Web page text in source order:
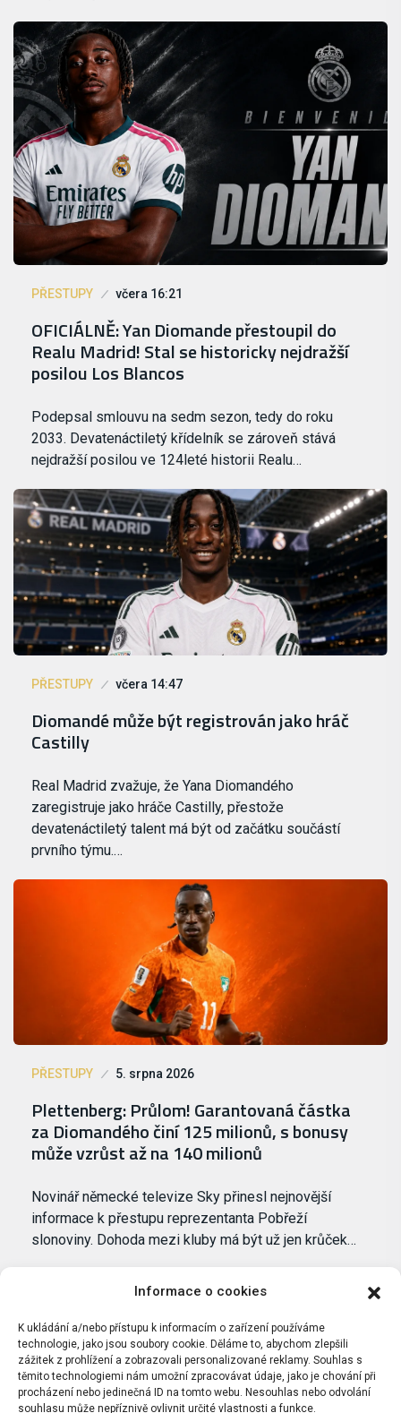
Informace o cookies
K ukládání a/nebo přístupu k informacím o zařízení používáme
technologie, jako jsou soubory cookie. Děláme to, abychom zlepšili
zážitek z prohlížení a zobrazovali personalizované reklamy. Souhlas s
těmito technologiemi nám umožní zpracovávat údaje, jako je chování při
procházení nebo jedinečná ID na tomto webu. Nesouhlas nebo odvolání
souhlasu může nepříznivě ovlivnit určité vlastnosti a funkce.
PŘESTUPY včera 16:21
OFICIÁLNĚ: Yan Diomande přestoupil do
Realu Madrid! Stal se historicky nejdražší
posilou Los Blancos
Podepsal smlouvu na sedm sezon, tedy do roku
2033. Devatenáctiletý křídelník se zároveň stává
nejdražší posilou ve 124leté historii Realu…
PŘESTUPY včera 14:47
Diomandé může být registrován jako hráč
Castilly
Real Madrid zvažuje, že Yana Diomandého
zaregistruje jako hráče Castilly, přestože
devatenáctiletý talent má být od začátku součástí
prvního týmu.…
PŘESTUPY 5. srpna 2026
Plettenberg: Průlom! Garantovaná částka
za Diomandého činí 125 milionů, s bonusy
může vzrůst až na 140 milionů
Novinář německé televize Sky přinesl nejnovější
informace k přestupu reprezentanta Pobřeží
slonoviny. Dohoda mezi kluby má být už jen krůček…